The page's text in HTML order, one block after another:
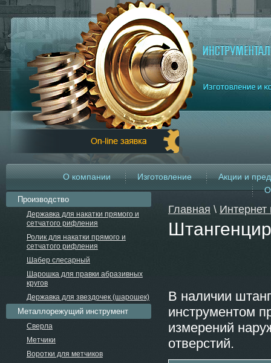
О компании Изготовление
Акции и
Главная \ Интернет
В наличии
инструментом
измерений
отверстий.
Производство
Державка для накатки прямого и
сетчатого рифления
Ролик для накатки прямого и
сетчатого рифления
Шабер слесарный
Шарошка для правки абразивных
кругов
Державка для звездочек (шарошек)
Металлорежущий инструмент
Сверла
Метчики
Воротки для метчиков